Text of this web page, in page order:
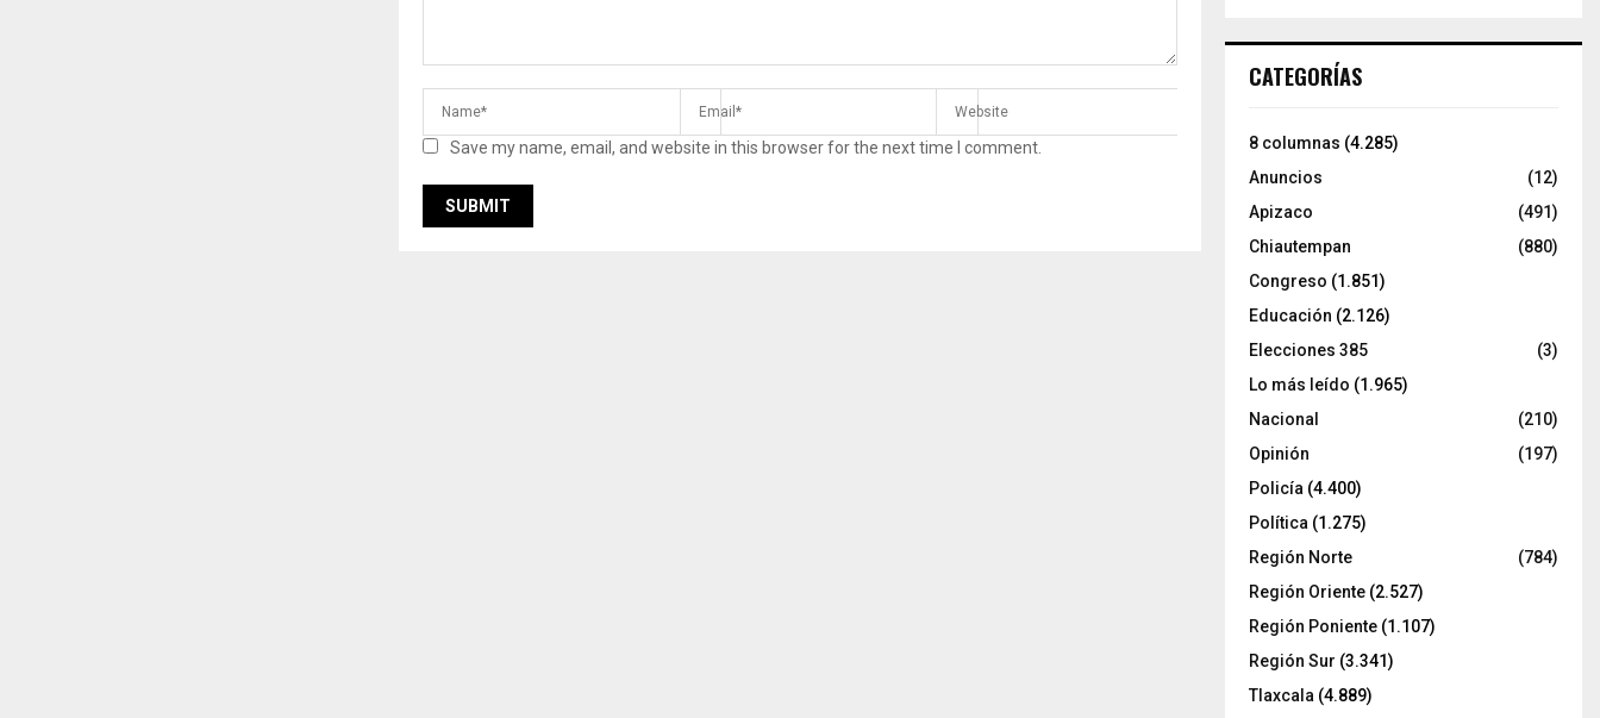
Save my name, email, and website in this browser for the next time I comment.
CATEGORÍAS
8 columnas (4.285)
Anuncios
(12)
Apizaco
(491)
Chiautempan
(880)
Congreso (1.851)
Educación (2.126)
Elecciones 385
(3)
Lo más leído (1.965)
Nacional
(210)
Opinión
(197)
Policía (4.400)
Política (1.275)
Región Norte
(784)
Región Oriente (2.527)
Región Poniente (1.107)
Región Sur (3.341)
Tlaxcala (4.889)